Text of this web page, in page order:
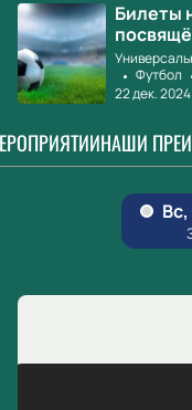
Билеты
Футбол
22 дек. 2024
НАШИ